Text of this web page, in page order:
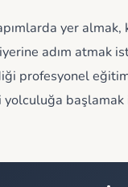
yer
adım atmak
profesyonel